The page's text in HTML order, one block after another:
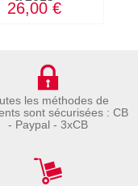
26,00 €
les méthodes de
sont sécurisées : CB
- Paypal - 3xCB